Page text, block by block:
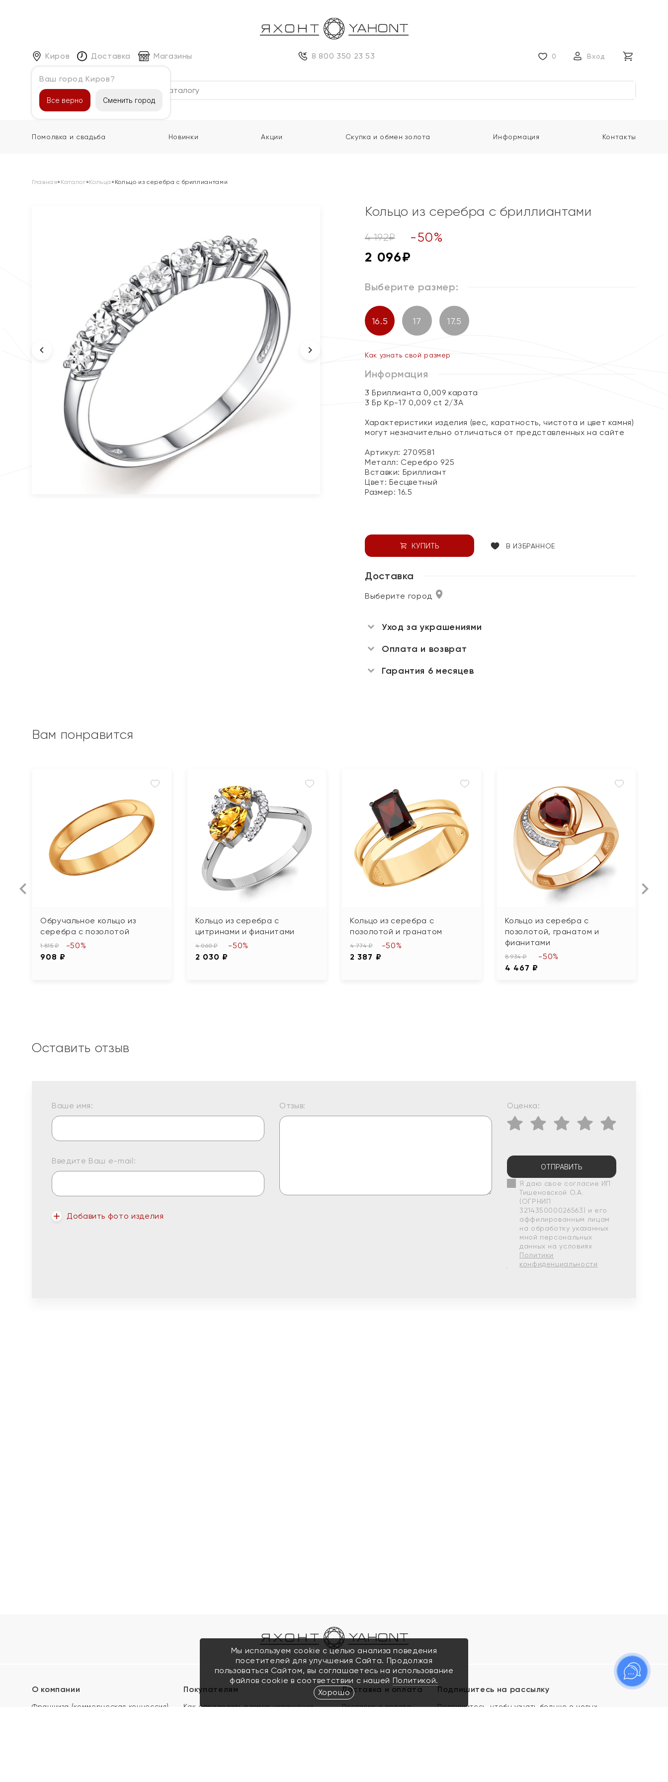
Киров
Ваш город Киров?
Все верно Сменить город
Доставка Магазины 8 800 350 23 53 0 Вход
Каталог
Помолвка и свадьба Новинки Акции Скупка и обмен золота Информация Контакты
Главная» Каталог»Кольца » Кольцо из серебра с бриллиантами
Кольцо из серебра с бриллиантами
4 192₽ -50%
2 096₽
Выберите размер:
16.5 17 17.5
Как узнать свой размер
Информация
3 Бриллианта 0,009 карата
3 Бр Кр-17 0,009 ct 2/3А
Характеристики изделия (вес, каратность, чистота и цвет камня)
могут незначительно отличаться от представленных на сайте
Артикул: 2709581
Металл: Серебро 925
Вставки: Бриллиант
Цвет: Бесцветный
Размер:16.5
КУПИТЬ В ИЗБРАННОЕ
Доставка
Выберите город
Уход за украшениями
Оплата и возврат
Гарантия 6 месяцев
Вам понравится
Обручальное кольцо из
серебра с позолотой
1 815 ₽
908 ₽
-50%
Кольцо из серебра с
цитринами и фианитами
4 060 ₽
2 030 ₽
-50%
Кольцо из серебра с
позолотой и гранатом
4 774 ₽
2 387 ₽
-50%
Кольцо из серебра с
позолотой, гранатом и
фианитами
8 934 ₽
4 467 ₽
-50%
Оставить отзыв
Ваше имя:
Введите Ваш e-mail:
Добавить фото изделия
Отзыв: Оценка:
ОТПРАВИТЬ
Я даю свое согласие ИП
Тишеновской О.А.
(ОГРНИП
321435000026563) и его
аффилированным лицам
на обработку указанных
мной персональных
данных на условиях
Политики
конфиденциальности
О компании
Франшиза (коммерческая концессия)
Покупателям
Как определить размер украшения
Доставка и оплата
Доставка и оплата
Подпишитесь на рассылку
Подпишитесь, чтобы узнать больше о новых
Мы используем cookie с целью анализа поведения
посетителей для улучшения Сайта. Продолжая
пользоваться Сайтом, вы соглашаетесь на использование
файлов cookie в соответствии с нашей Политикой.
Хорошо